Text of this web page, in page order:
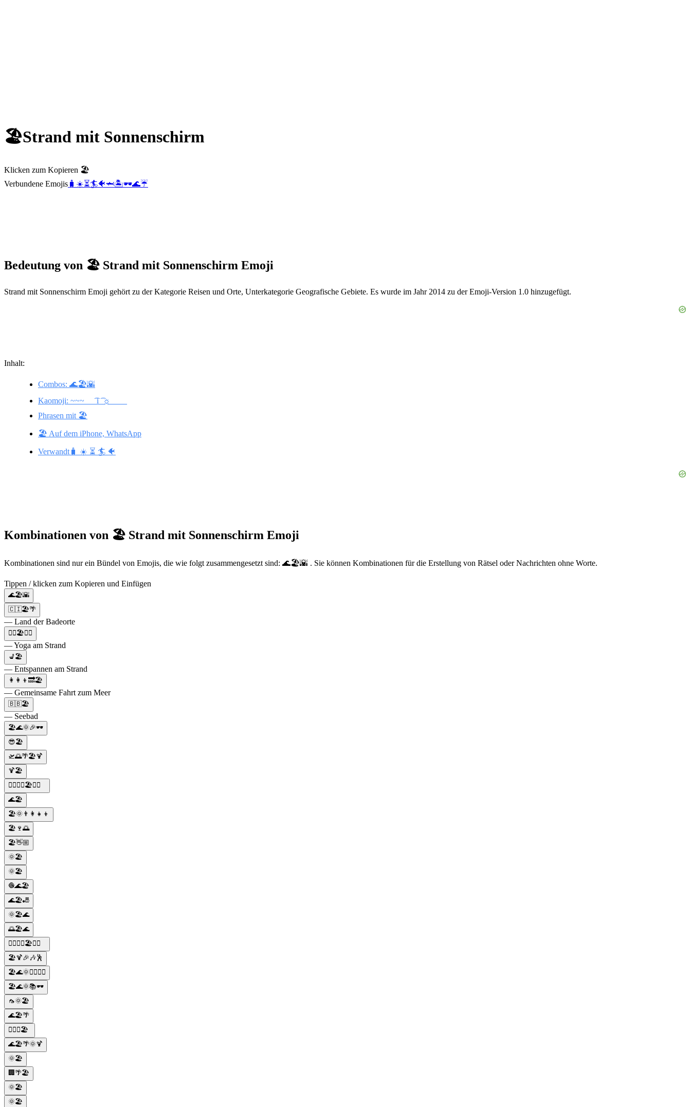
🏖️Strand mit Sonnenschirm
Klicken zum Kopieren 🏖️
Verbundene Emojis 🧳 ☀️⏳🏄🐠🦈🏝️🕶️🌊☔
Bedeutung von 🏖️ Strand mit Sonnenschirm Emoji
Strand mit Sonnenschirm Emoji gehört zu der Kategorie Reisen und Orte, Unterkategorie Geografische Gebiete. Es wurde im Jahr 2014 zu der Emoji-Version 1.0 hinzugefügt.
Inhalt:
Combos: 🌊🏖️🌇
Kaomoji: ~~~__ ͡ i ͡ ☼____
Phrasen mit 🏖️
🏖️ Auf dem iPhone, WhatsApp
Verwandt🧳 ☀️ ⏳ 🏄 🐠
Kombinationen von 🏖️ Strand mit Sonnenschirm Emoji
Kombinationen sind nur ein Bündel von Emojis, die wie folgt zusammengesetzt sind: 🌊🏖️🌇 . Sie können Kombinationen für die Erstellung von Rätsel oder Nachrichten ohne Worte.
Tippen / klicken zum Kopieren und Einfügen
🌊🏖️🌇
🇨🇮🏖️🌴
— Land der Badeorte
🧘‍♂️🏖️🧘‍♀️
— Yoga am Strand
💺🏖️
— Entspannen am Strand
👩‍👩‍👦🔜🏖️
— Gemeinsame Fahrt zum Meer
🇧🇧🏖️
— Seebad
🏖️🌊🌞🎉🕶️
😎🏖️
🛫🌅🌴🏖️🍹
🍹🏖️
🏊‍♀️🏊‍♂️🏖️🌊🌞
🌊🏖️
🏖️🌞👨‍👩‍👧‍👦
🏖️🍷🌅
🏖️👋🏼
🌞🏖️
🌞🏖️
🧶🌊🏖️
🌊🏖️🎳
🌞🏖️🌊
🌅🏖️🌊
🏊‍♂️🏊‍♀️🏖️🌊🌴
🏖️🍹🎉🎶🕺
🏖️🌊🌞🏄‍♀️🏄‍♂️
🏖️🌊🌞📚🕶️
🦟🌞🏖️
🌊🏖️🌴
🏊‍♀️🌊🏖️
🌊🏖️🌴🌞🍹
🌞🏖️
🏢🌴🏖️
🌞🏖️
🌞🏖️